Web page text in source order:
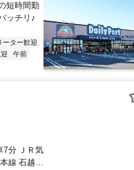
短時間勤
ッチリ♪
ーター歓迎
午前